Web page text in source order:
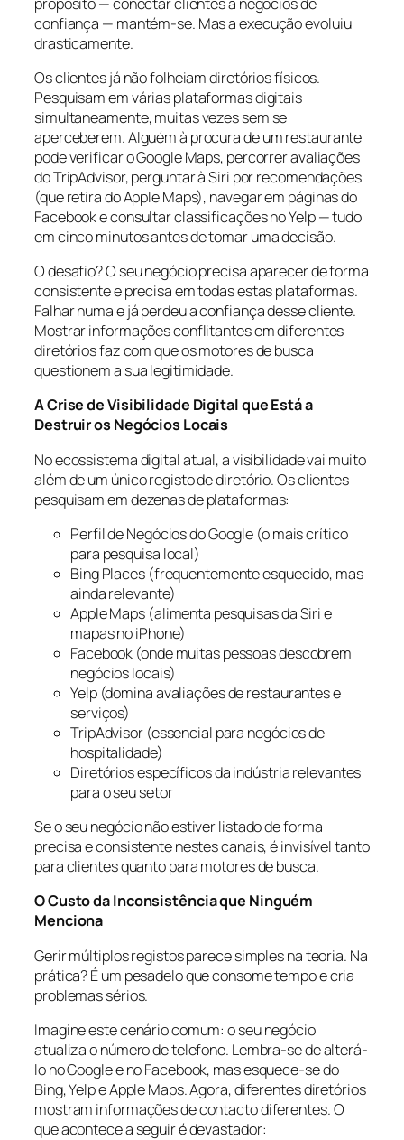
confiança — mantém-se. Mas a execução evoluiu
drasticamente.
Os clientes já não folheiam diretórios físicos.
Pesquisam em várias plataformas digitais
simultaneamente, muitas vezes sem se
aperceberem. Alguém à procura de um restaurante
pode verificar o Google Maps, percorrer avaliações
do TripAdvisor, perguntar à Siri por recomendações
(que retira do Apple Maps), navegar em páginas do
Facebook e consultar classificações no Yelp — tudo
em cinco minutos antes de tomar uma decisão.
O desafio? O seu negócio precisa aparecer de forma
consistente e precisa em todas estas plataformas.
Falhar numa e já perdeu a confiança desse cliente.
Mostrar informações conflitantes em diferentes
diretórios faz com que os motores de busca
questionem a sua legitimidade.
A Crise de Visibilidade Digital que Está a
Destruir os Negócios Locais
No ecossistema digital atual, a visibilidade vai muito
além de um único registo de diretório. Os clientes
pesquisam em dezenas de plataformas:
Perfil de Negócios do Google (o mais crítico
para pesquisa local)
Bing Places (frequentemente esquecido, mas
ainda relevante)
Apple Maps (alimenta pesquisas da Siri e
mapas no iPhone)
Facebook (onde muitas pessoas descobrem
negócios locais)
Yelp (domina avaliações de restaurantes e
serviços)
TripAdvisor (essencial para negócios de
hospitalidade)
Diretórios específicos da indústria relevantes
para o seu setor
Se o seu negócio não estiver listado de forma
precisa e consistente nestes canais, é invisível tanto
para clientes quanto para motores de busca.
O Custo da Inconsistência que Ninguém
Menciona
Gerir múltiplos registos parece simples na teoria. Na
prática? É um pesadelo que consome tempo e cria
problemas sérios.
Imagine este cenário comum: o seu negócio
atualiza o número de telefone. Lembra-se de alterá-
lo no Google e no Facebook, mas esquece-se do
Bing, Yelp e Apple Maps. Agora, diferentes diretórios
mostram informações de contacto diferentes. O
que acontece a seguir é devastador: